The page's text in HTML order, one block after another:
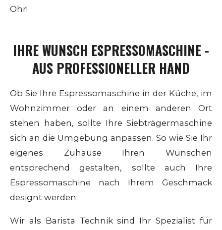
Ohr!
IHRE WUNSCH ESPRESSOMASCHINE -
AUS PROFESSIONELLER HAND
Ob Sie Ihre Espressomaschine in der Küche, im
Wohnzimmer oder an einem anderen Ort
stehen haben, sollte Ihre Siebträgermaschine
sich an die Umgebung anpassen. So wie Sie Ihr
eigenes Zuhause Ihren Wünschen
entsprechend gestalten, sollte auch Ihre
Espressomaschine nach Ihrem Geschmack
designt werden.
Wir als Barista Technik sind Ihr Spezialist für